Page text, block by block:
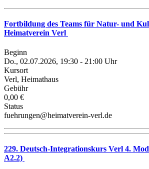
Fortbildung des Teams für Natur- und
Heimatverein Verl
Beginn
Do., 02.07.2026, 19:30 - 21:00 Uhr
Kursort
Verl, Heimathaus
Gebühr
0,00 €
Status
fuehrungen@heimatverein-verl.de
229. Deutsch-Integrationskurs Verl 4.
A2.2)